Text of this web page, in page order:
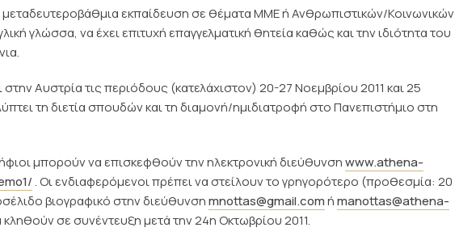
εκπαίδευση σε θέματα ΜΜΕ ή Ανθρωπιστικών/Κοινωνικών
γλώσσα, να έχει επιτυχή επαγγελματική θητεία καθώς και την ιδιότητα του
Αυστρία τις περιόδους (κατελάχιστον) 20-27 Νοεμβρίου 2011 και 25
τη διετία σπουδών και τη διαμονή/ημιδιατροφή στο Πανεπιστήμιο στη
μπορούν να επισκεφθούν την ηλεκτρονική διεύθυνσηwww.athena-
. Οι ενδιαφερόμενοι πρέπει να στείλουν το γρηγορότερο (προθεσμία: 20
βιογραφικό στην διεύθυνσηmnottas@gmail.comήmanottas@athena-
σε συνέντευξη μετά την 24η Οκτωβρίου 2011.